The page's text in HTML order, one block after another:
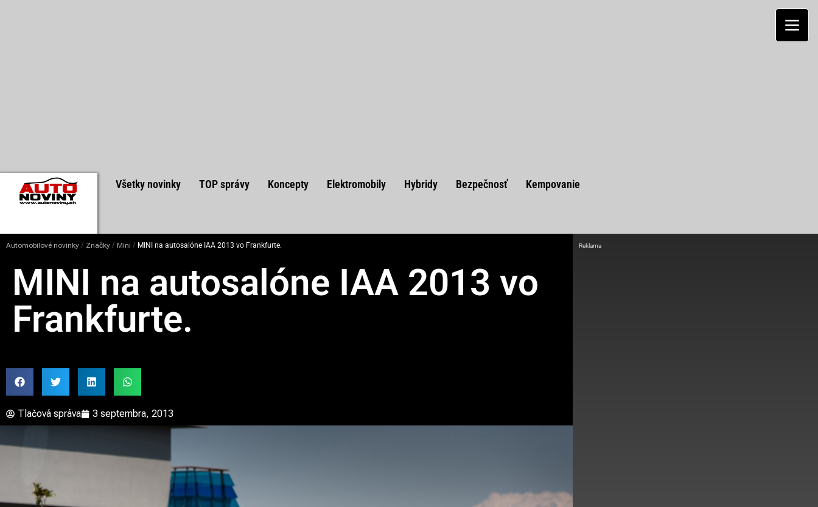
Všetky novinky TOP správy Koncepty Elektromobily Hybridy Bezpečnosť Kempovanie
Automobilové novinky / Značky / Mini / MINI na autosalóne IAA 2013 vo Frankfurte.
MINI na autosalóne IAA 2013 vo
Frankfurte.
Tlačová správa 3 septembra, 2013
Reklama